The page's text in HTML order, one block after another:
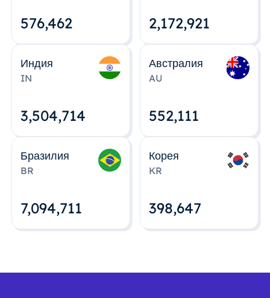
576,463 2,172,922
Индия
IN
3,504,715
Австралия
AU
552,112
Бразилия
BR
7,094,712
Корея
KR
398,648